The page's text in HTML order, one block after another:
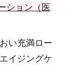
ション（医
い充満ロー
イジングケ